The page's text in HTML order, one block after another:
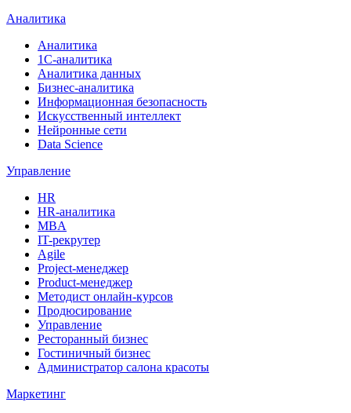
Аналитика
Аналитика
1С-аналитика
Аналитика данных
Бизнес-аналитика
Информационная безопасность
Искусственный интеллект
Нейронные сети
Data Science
Управление
HR
HR-аналитика
MBA
IT-рекрутер
Agile
Project-менеджер
Product-менеджер
Методист онлайн-курсов
Продюсирование
Управление
Ресторанный бизнес
Гостиничный бизнес
Администратор салона красоты
Маркетинг